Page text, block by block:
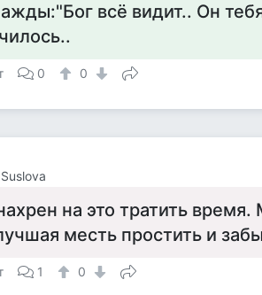
всё видит.. Он
0 0
на это тратить
месть простить и
1 0